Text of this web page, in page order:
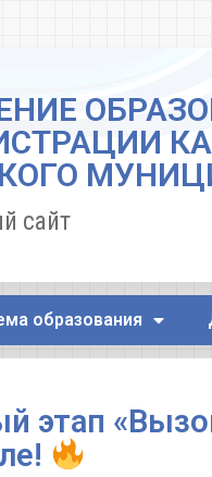
сайт
образования
этап